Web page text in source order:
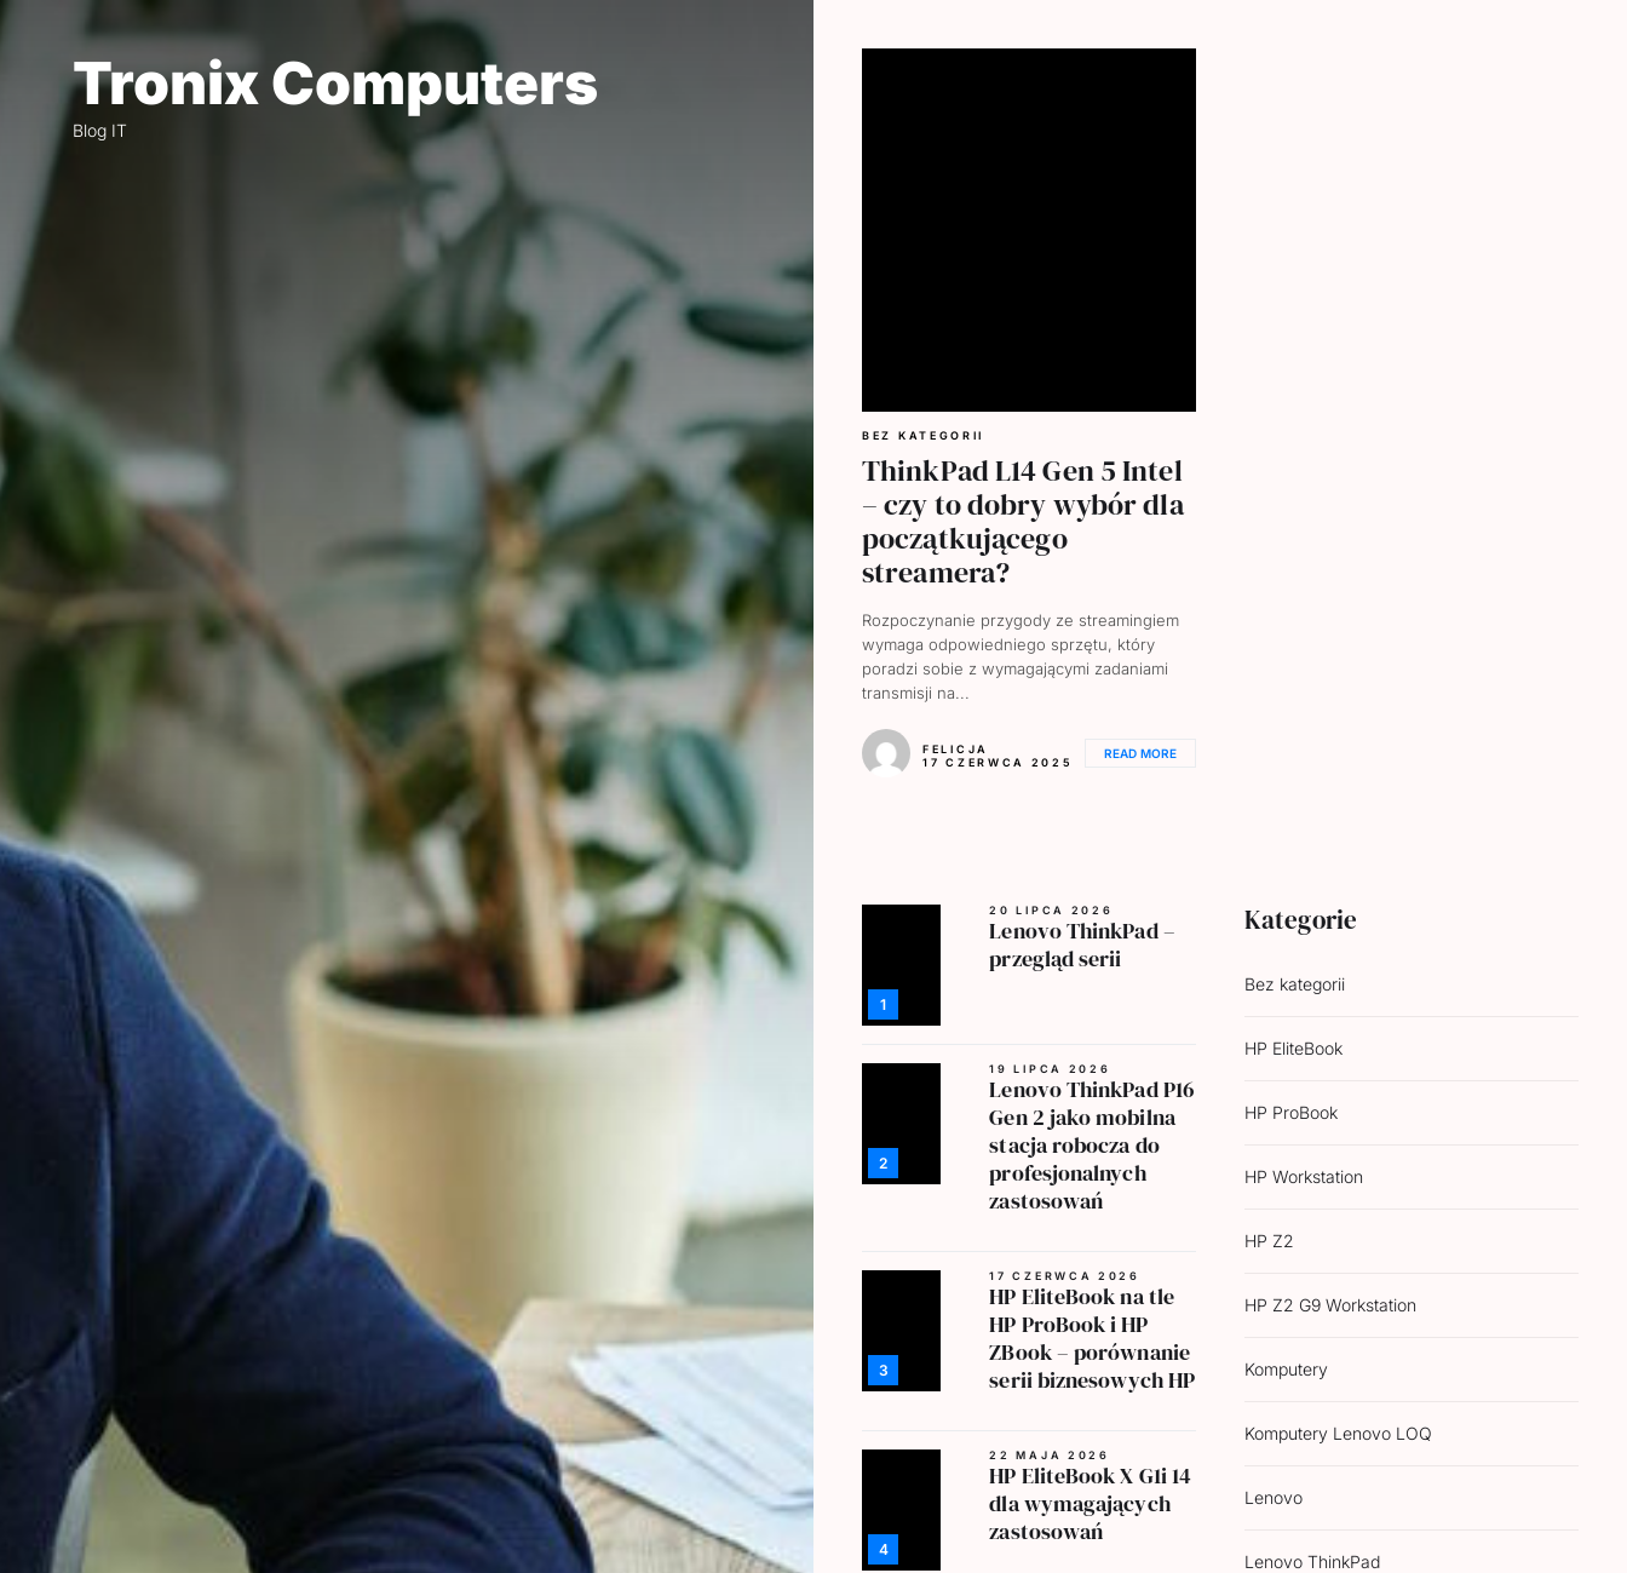
Tronix Computers
Blog IT
BEZ KATEGORII
ThinkPad L14 Gen 5 Intel
– czy to dobry wybór dla
początkującego
streamera?
Rozpoczynanie przygody ze streamingiem
wymaga odpowiedniego sprzętu, który
poradzi sobie z wymagającymi zadaniami
transmisji na...
FELICJA
17 CZERWCA 2025
READ MORE
1
20 LIPCA 2026
Lenovo ThinkPad –
przegląd serii
2
19 LIPCA 2026
Lenovo ThinkPad P16
Gen 2 jako mobilna
stacja robocza do
profesjonalnych
zastosowań
3
17 CZERWCA 2026
HP EliteBook na tle
HP ProBook i HP
ZBook – porównanie
serii biznesowych HP
4
22 MAJA 2026
HP EliteBook X G1i 14
dla wymagających
zastosowań
Kategorie
Bez kategorii
HP EliteBook
HP ProBook
HP Workstation
HP Z2
HP Z2 G9 Workstation
Komputery
Komputery Lenovo LOQ
Lenovo
Lenovo ThinkPad